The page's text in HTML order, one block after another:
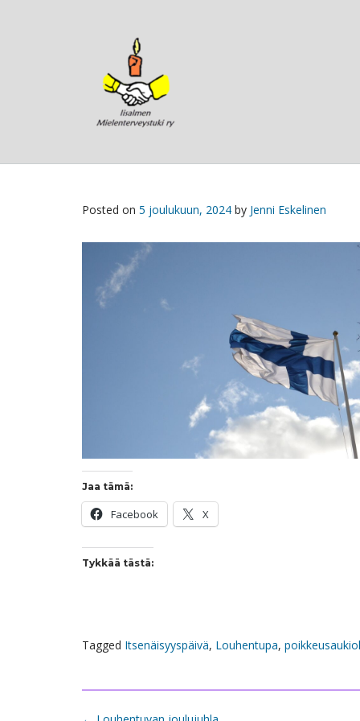
Posted on 5 joulukuun, 2024 by Jenni Eskelinen
Jaa tämä:
Facebook X
Tykkää tästä:
Tagged Itsenäisyyspäivä, Louhentupa,